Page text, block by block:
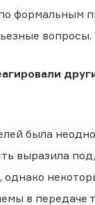
формальным
вопросы.
была
выразила
однако
в передаче